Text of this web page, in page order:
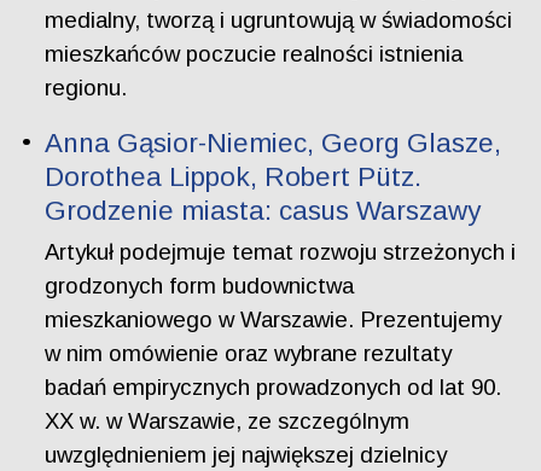
medialny, tworzą i ugruntowują w świadomości
mieszkańców poczucie realności istnienia
regionu.
Anna Gąsior-Niemiec, Georg Glasze,
Dorothea Lippok, Robert Pütz.
Grodzenie miasta: casus Warszawy
Artykuł podejmuje temat rozwoju strzeżonych i
grodzonych form budownictwa
mieszkaniowego w Warszawie. Prezentujemy
w nim omówienie oraz wybrane rezultaty
badań empirycznych prowadzonych od lat 90.
XX w. w Warszawie, ze szczególnym
uwzględnieniem jej największej dzielnicy